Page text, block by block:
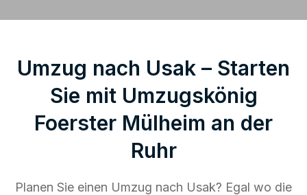
Umzug nach Usak – Starten
Sie mit Umzugskönig
Foerster Mülheim an der
Ruhr
Planen Sie einen Umzug nach Usak? Egal wo die